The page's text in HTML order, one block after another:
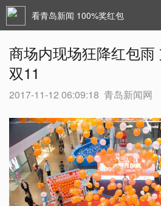
看青岛新闻 100%奖红包
商场内现场狂降红包雨
双11
2017-11-12 06:09:18 青岛新闻网